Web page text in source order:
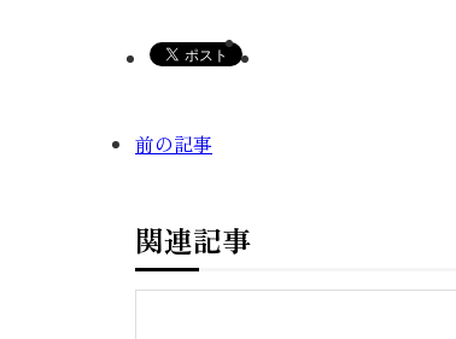
前の記事
関連記事